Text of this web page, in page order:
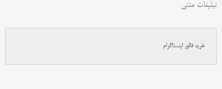
تبلیغات متنی
خرید فالور اینستاگرام